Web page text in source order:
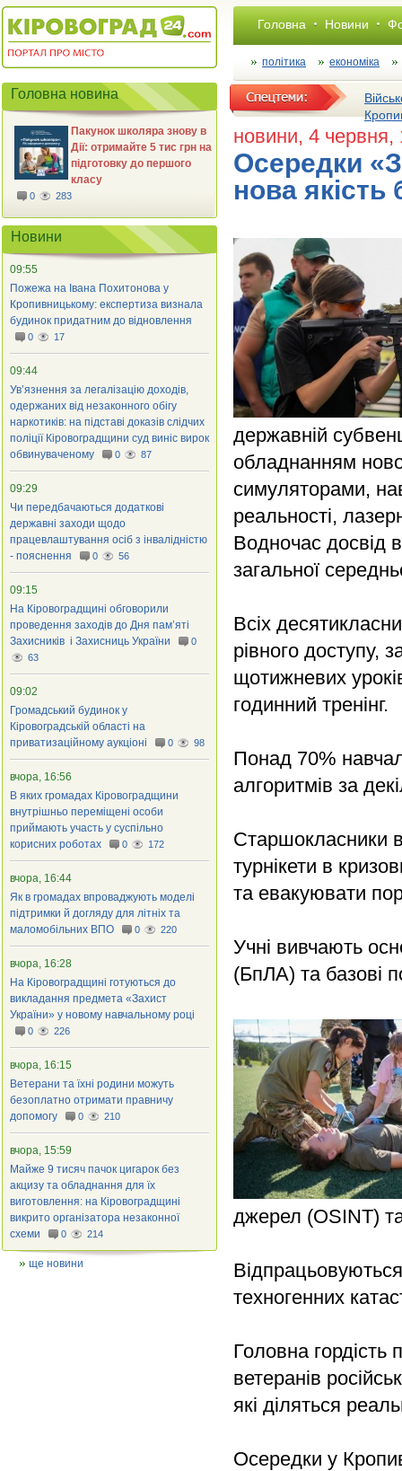
Головна Новини
політика економіка
новини, 4 червня,
Осередки
нова якість
державній
обладнанням
симуляторами,
реальності,
Водночас досвід
загальної
Всіх
рівного доступу,
щотижневих
годинний тренінг.
Понад 70%
алгоритмів за
Старшокласники
турнікети в
та евакуювати
Учні вивчають
(БпЛА) та базові
джерел (OSINT) та
Відпрацьовуються
техногенних
Головна
ветеранів
які діляться
Осередки у
Головна новина
Пакунок школяра знову в
Дії: отримайте 5 тис грн на
підготовку до першого
класу
0 283
Новини
09:55
Пожежа на Івана Похитонова у
Кропивницькому: експертиза визнала
будинок придатним до відновлення
0 17
09:44
Ув’язнення за легалізацію доходів,
одержаних від незаконного обігу
наркотиків: на підставі доказів слідчих
поліції Кіровоградщини суд виніс вирок
обвинуваченому
0 87
09:29
Чи передбачаються додаткові
державні заходи щодо
працевлаштування осіб з інвалідністю
- пояснення
0 56
09:15
На Кіровоградщині обговорили
проведення заходів до Дня пам’яті
Захисників і Захисниць України
0
63
09:02
Громадський будинок у
Кіровоградській області на
приватизаційному аукціоні
0 98
вчора, 16:56
В яких громадах Кіровоградщини
внутрішньо переміщені особи
приймають участь у суспільно
корисних роботах
0 172
вчора, 16:44
Як в громадах впроваджують моделі
підтримки й догляду для літніх та
маломобільних ВПО
0 220
вчора, 16:28
На Кіровоградщині готуються до
викладання предмета «Захист
України» у новому навчальному році
0 226
вчора, 16:15
Ветерани та їхні родини можуть
безоплатно отримати правничу
допомогу
0 210
вчора, 15:59
Майже 9 тисяч пачок цигарок без
акцизу та обладнання для їх
виготовлення: на Кіровоградщині
викрито організатора незаконної
схеми
0 214
ще новини